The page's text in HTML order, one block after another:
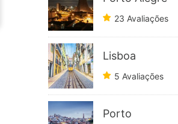
23 Avaliações
Lisboa
5 Avaliações
Porto